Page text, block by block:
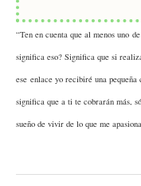
“Ten en cuenta que al menos uno
significa eso? Significa que si
ese enlace yo recibiré una
significa que a ti te cobrarán más,
sueño de vivir de lo que me